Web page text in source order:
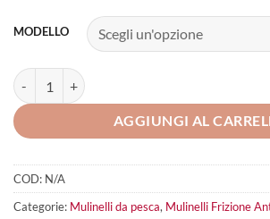
MODELLO
Shimano Sustain FK quantità
AGGIUNGI AL
COD: N/A
Categorie: Mulinelli da pesca, Mulinelli Frizione